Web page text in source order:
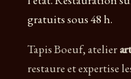
gratuits sous 48 h.
Tapis Boeuf, atelier
restaure et expertise